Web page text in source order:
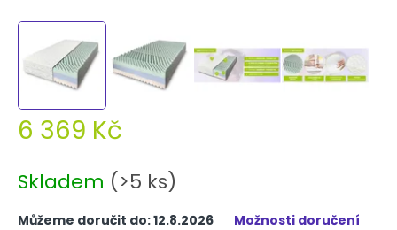
R
M
6 369 Kč
cena:
Skladem (>5 ks)
Můžeme doručit do:12.8.2026 Možnosti doručení